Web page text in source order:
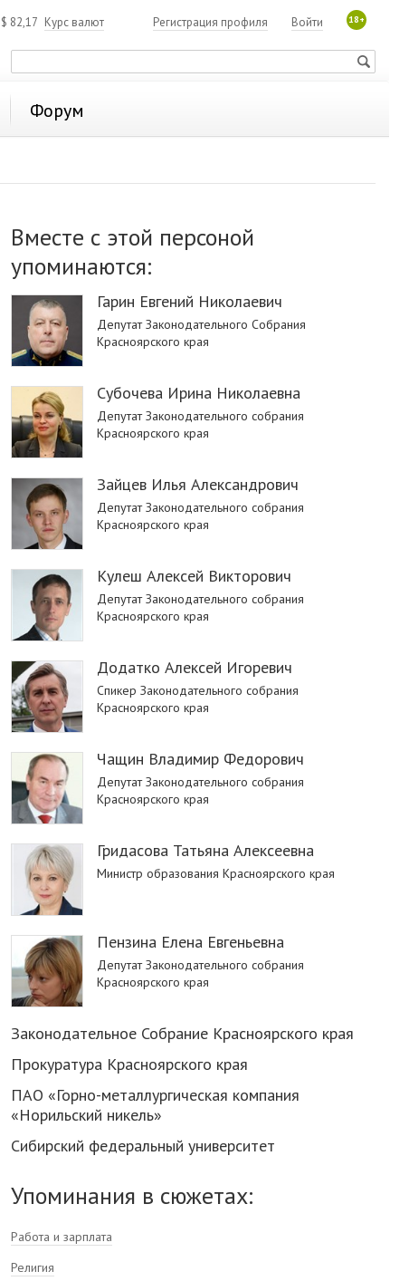
$ 82,17 Курс валют 18+
Войти
Регистрация профиля
Форум
Вместе с этой персоной
упоминаются:
Гарин Евгений Николаевич
Депутат Законодательного Собрания
Красноярского края
Субочева Ирина Николаевна
Депутат Законодательного собрания
Красноярского края
Зайцев Илья Александрович
Депутат Законодательного собрания
Красноярского края
Кулеш Алексей Викторович
Депутат Законодательного собрания
Красноярского края
Додатко Алексей Игоревич
Спикер Законодательного собрания
Красноярского края
Чащин Владимир Федорович
Депутат Законодательного собрания
Красноярского края
Гридасова Татьяна Алексеевна
Министр образования Красноярского края
Пензина Елена Евгеньевна
Депутат Законодательного собрания
Красноярского края
Законодательное Собрание Красноярского края
Прокуратура Красноярского края
ПАО «Горно-металлургическая компания
«Норильский никель»
Сибирский федеральный университет
Упоминания в сюжетах:
Работа и зарплата
Религия